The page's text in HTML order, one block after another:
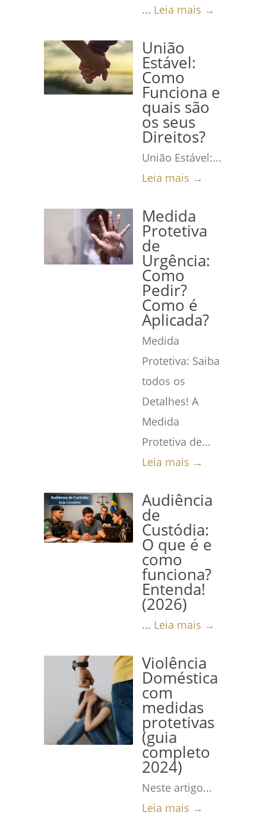
... Leia mais →
União
Estável:
Como
Funciona e
quais são
os seus
Direitos?
União Estável:...
Leia mais →
Medida
Protetiva
de
Urgência:
Como
Pedir?
Como é
Aplicada?
Medida
Protetiva: Saiba
todos os
Detalhes! A
Medida
Protetiva de...
Leia mais →
Audiência
de
Custódia:
O que é e
como
funciona?
Entenda!
(2026)
... Leia mais →
Violência
Doméstica
com
medidas
protetivas
(guia
completo
2024)
Neste artigo...
Leia mais →